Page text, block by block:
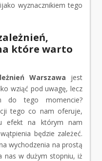
wyznacznikiem tego
które warto
Warszawa jest
wziąć pod uwagę, lecz
do tego momencie?
tego co nam oferuje,
efekt na którym nam
będzie zależeć.
wychodzenia na prostą
nas w dużym stopniu, iż